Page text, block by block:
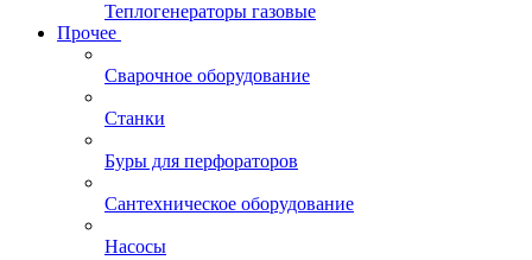
Теплогенераторы газовые
Прочее
Сварочное оборудование
Станки
Буры для перфораторов
Сантехническое оборудование
Насосы